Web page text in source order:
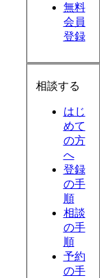
無料
会員
登録
相談する
はじ
めて
の方
へ
登録
の手
順
相談
の手
順
予約
の手